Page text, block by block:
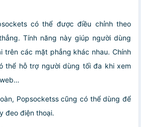
có thể được điều chỉnh theo
Tính năng này giúp người dùng
trên các mặt phẳng khác nhau. Chính
thể hỗ trợ người dùng tối đa khi xem
Popsocketss cũng có thể dùng để
đeo điện thoại.